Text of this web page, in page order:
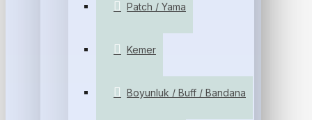
Patch / Yama
Kemer
Boyunluk / Buff / Bandana